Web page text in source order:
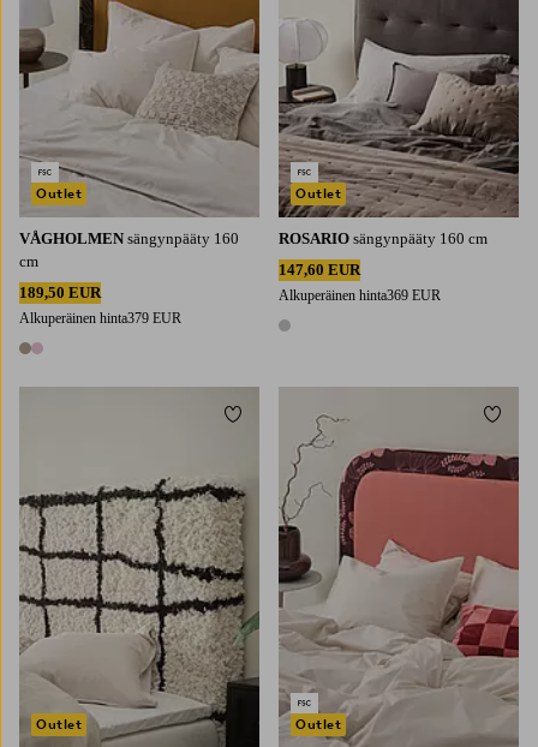
VÅGHOLMEN sängynpääty 160
cm
189,50 EUR
Alkuperäinen hinta379 EUR
2 värejä
Outlet
ROSARIO sängynpääty 160 cm
147,60 EUR
Alkuperäinen hinta369 EUR
1 väri
Outlet
Outlet
Lisää suosikkeihin
Outlet
Lisää